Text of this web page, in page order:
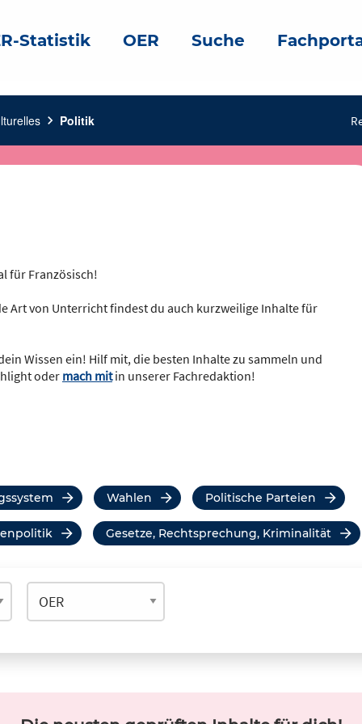
Statistik OER Suche
chevron_right Politik
für Französisch!
Art von Unterricht findest du auch kurzweilige Inhalte für
Wissen ein! Hilf mit, die besten Inhalte zu sammeln und
oder mach mitin unserer Fachredaktion!
Wahlen Politische Parteien
Gesetze, Rechtsprechung, Kriminalität